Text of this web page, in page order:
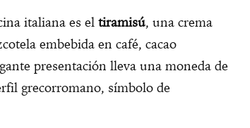
italiana es el tiramisú, una crema
embebida en café, cacao
presentación lleva una moneda de
grecorromano, símbolo de